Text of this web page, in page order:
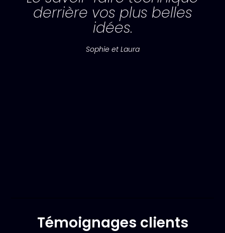
derrière vos plus belles
idées.
Sophie et Laura
Témoignages clients